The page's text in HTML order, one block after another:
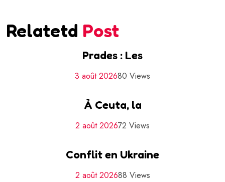
Relatetd Post
Prades : Les
3 août 202680 Views
À Ceuta, la
2 août 202672 Views
Conflit en Ukraine
2 août 202688 Views